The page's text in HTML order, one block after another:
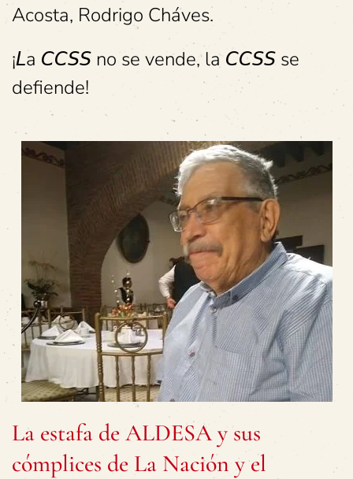
Acosta, Rodrigo Cháves.
¡𝘓a 𝘊𝘊𝘚𝘚 no se vende, la 𝘊𝘊𝘚𝘚 se
defiende!
La estafa de ALDESA y sus
cómplices de La Nación y el